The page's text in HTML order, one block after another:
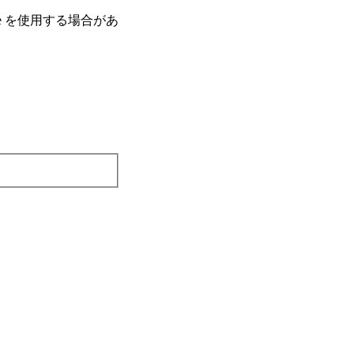
使⽤する場合があ